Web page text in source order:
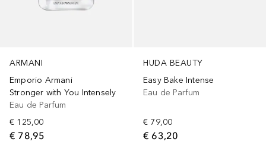
ARMANI
Emporio Armani
Stronger with You Intensely
Eau de Parfum
€ 125,00
€ 78,95
HUDA BEAUTY
Easy Bake Intense
Eau de Parfum
€ 79,00
€ 63,20